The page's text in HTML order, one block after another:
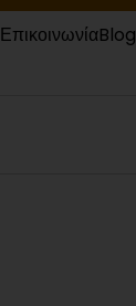
ΕπικοινωνίαBlog